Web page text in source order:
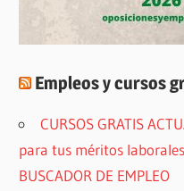
Empleos y cursos
CURSOS GRATIS
para tus méritos
BUSCADOR DE EMPLEO